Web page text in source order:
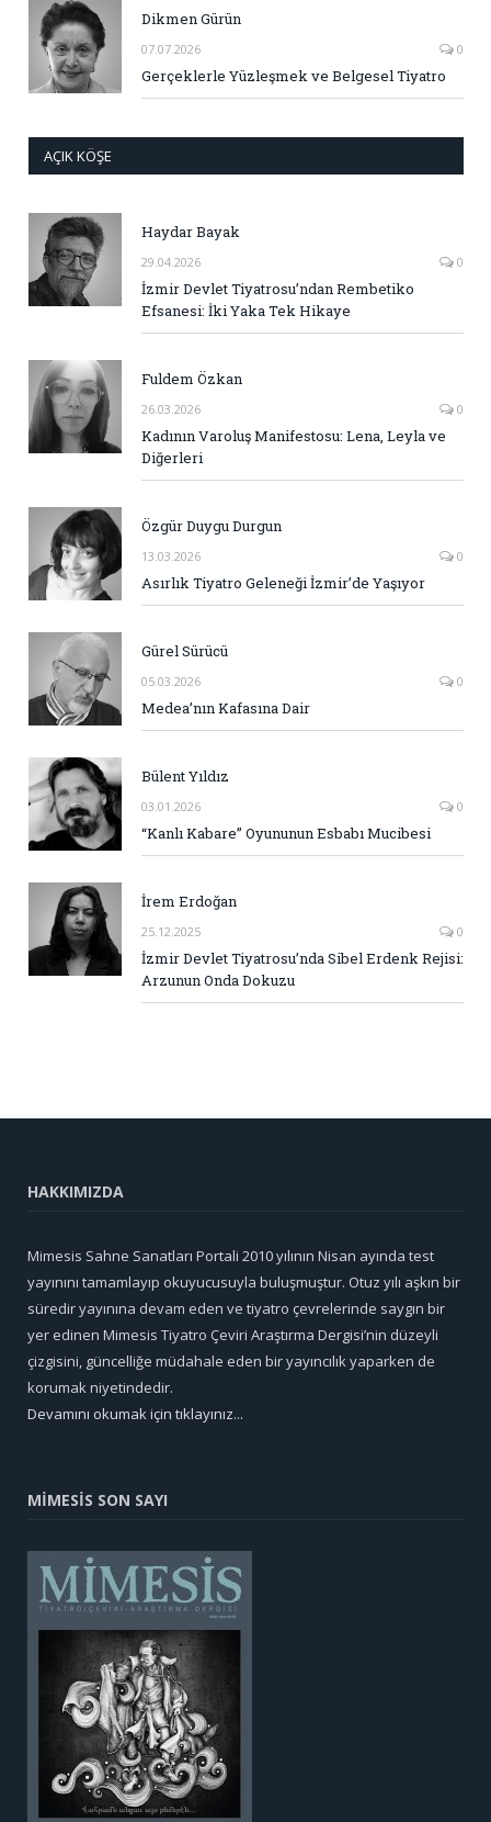
Dikmen Gürün
07.07.2026 0
Gerçeklerle Yüzleşmek ve Belgesel Tiyatro
AÇIK KÖŞE
Haydar Bayak
29.04.2026 0
İzmir Devlet Tiyatrosu’ndan Rembetiko
Efsanesi: İki Yaka Tek Hikaye
Fuldem Özkan
26.03.2026 0
Kadının Varoluş Manifestosu: Lena, Leyla ve
Diğerleri
Özgür Duygu Durgun
13.03.2026 0
Asırlık Tiyatro Geleneği İzmir’de Yaşıyor
Gürel Sürücü
05.03.2026 0
Medea’nın Kafasına Dair
Bülent Yıldız
03.01.2026 0
“Kanlı Kabare” Oyununun Esbabı Mucibesi
İrem Erdoğan
25.12.2025 0
İzmir Devlet Tiyatrosu’nda Sibel Erdenk Rejisi:
Arzunun Onda Dokuzu
HAKKIMIZDA
Mimesis Sahne Sanatları Portali 2010 yılının Nisan ayında test
yayınını tamamlayıp okuyucusuyla buluşmuştur. Otuz yılı aşkın bir
süredir yayınına devam eden ve tiyatro çevrelerinde saygın bir
yer edinen Mimesis Tiyatro Çeviri Araştırma Dergisi’nin düzeyli
çizgisini, güncelliğe müdahale eden bir yayıncılık yaparken de
korumak niyetindedir.
Devamını okumak için tıklayınız...
MİMESİS SON SAYI